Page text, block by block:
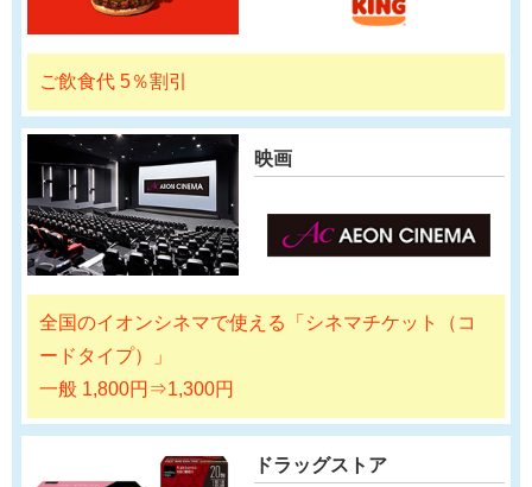
ご飲食代 5％割引
映画
全国のイオンシネマで使える「シネマチケット（コ
ードタイプ）」
一般 1,800円⇒1,300円
ドラッグストア